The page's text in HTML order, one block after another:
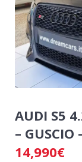
AUDI S5
–
14,990€